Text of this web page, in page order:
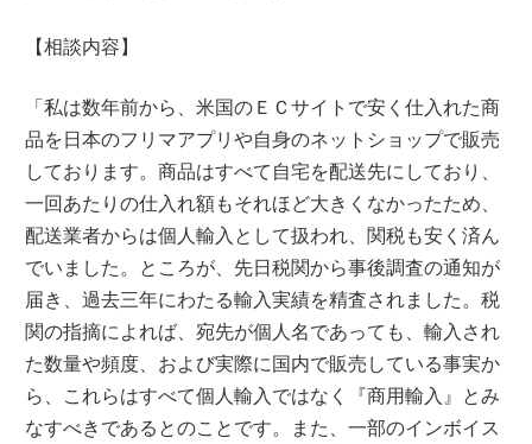
【相談内容】
「私は数年前から、米国のＥＣサイトで安く仕入れた商
品を日本のフリマアプリや自身のネットショップで販売
しております。商品はすべて自宅を配送先にしており、
一回あたりの仕入れ額もそれほど大きくなかったため、
配送業者からは個人輸入として扱われ、関税も安く済ん
でいました。ところが、先日税関から事後調査の通知が
届き、過去三年にわたる輸入実績を精査されました。税
関の指摘によれば、宛先が個人名であっても、輸入され
た数量や頻度、および実際に国内で販売している事実か
ら、これらはすべて個人輸入ではなく『商用輸入』とみ
なすべきであるとのことです。また、一部のインボイス